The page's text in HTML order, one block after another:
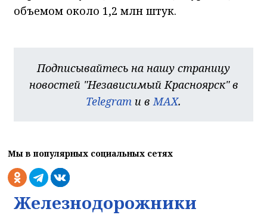
объемом около 1,2 млн штук.
Подписывайтесь на нашу страницу
новостей "Независимый Красноярск" в
Telegram и в MAX.
Мы в популярных социальных сетях
Железнодорожники